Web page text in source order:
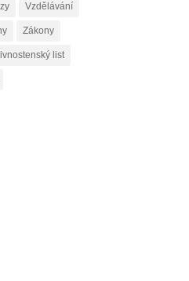
Vzdělávání
Zákony
list